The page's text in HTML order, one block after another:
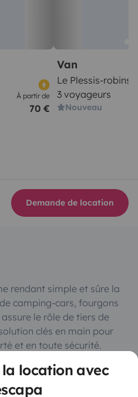
location avec
À partir de
70 €
Van
Le Plessis-
3 voyageurs
Nouveau
Demande de location
rendant simple et sûre la
camping-cars, fourgons
le rôle de tiers de
clés en main pour
et en toute sécurité.
sur Trusted Shops